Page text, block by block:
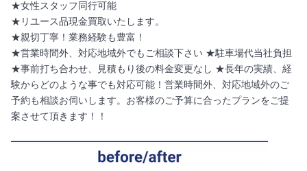
★女性スタッフ同行可能
★リユース品現金買取いたします。
★親切丁寧！業務経験も豊富！
★営業時間外、対応地域外でもご相談下さい ★駐車場代当社負担
★事前打ち合わせ、見積もり後の料金変更なし ★長年の実績、経
験からどのような事でも対応可能！営業時間外、対応地域外のご
予約も相談お伺いします。お客様のご予算に合ったプランをご提
案させて頂きます！！